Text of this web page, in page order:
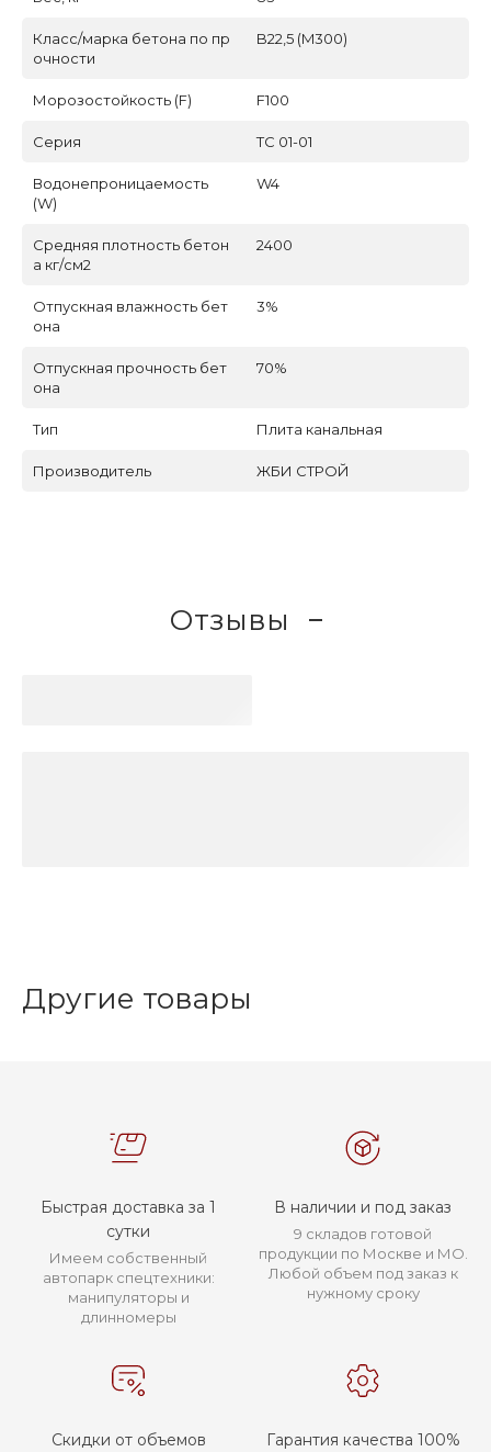
Класс/марка бетона по пр
очности
B22,5 (M300)
Морозостойкость (F) F100
Серия ТС 01-01
Водонепроницаемость
(W)
W4
Средняя плотность бетон
а кг/см2
2400
Отпускная влажность бет
она
3%
Отпускная прочность бет
она
70%
Тип Плита канальная
Производитель ЖБИ СТРОЙ
Отзывы
Другие товары
Быстрая доставка за 1
сутки
Имеем собственный
автопарк спецтехники:
манипуляторы и
длинномеры
В наличии и под заказ
9 складов готовой
продукции по Москве и МО.
Любой объем под заказ к
нужному сроку
Скидки от объемов Гарантия качества 100%